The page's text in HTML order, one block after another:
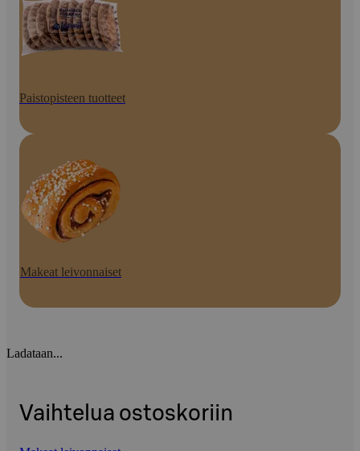
Paistopisteen tuotteet
Makeat leivonnaiset
Ladataan...
Vaihtelua ostoskoriin